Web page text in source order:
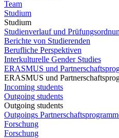
Team
Studium
Studium
Studienverlauf und
Berichte von Studierenden
Berufliche Perspektiven
Interkulturelle Gender Studies
ERASMUS und
ERASMUS und
Incoming students
Outgoing students
Outgoing students
Outgoings
Forschung
Forschung